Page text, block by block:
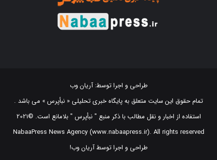
تمام حقوق این سایت متعلق به پایگاه خبری تحلیلی « نبأپرس » می باشد .
استفاده از اخبار و نقل مطالب با ذکر منبع "‌ نبأپرس " بلامانع است. ©2021
NabaaPress News Agency (www.nabaapress.ir). All rights reserved
طراحی و اجرا توسط آریان وب!